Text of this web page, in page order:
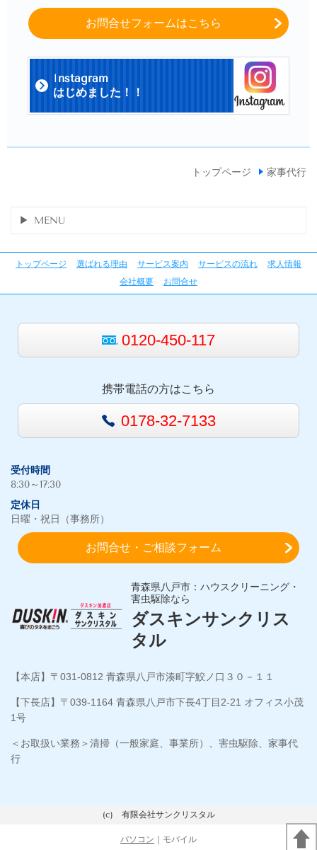
お問合せフォームはこちら
I nstagram
はじめました！！
トップページ 家事代行
MENU
トップページ 選ばれる理由 サービス案内 サービスの流れ
求人情報
会社概要
お問合せ
0120-450-117
携帯電話の方はこちら
0178-32-7133
受付時間
8:30～17:30
定休日
日曜・祝日（事務所）
お問合せ・ご相談フォーム
青森県八戸市：ハウスクリーニング・
害虫駆除なら
ダスキンサンクリス
タル
【本店】〒031-0812 青森県八戸市湊町字鮫ノ口３０－１１
【下長店】〒039-1164 青森県八戸市下長4丁目2-21 オフィス小茂
1号
＜お取扱い業務＞清掃（一般家庭、事業所）、害虫駆除、家事代
行
(c) 有限会社サンクリスタル
パソコン ｜モバイル